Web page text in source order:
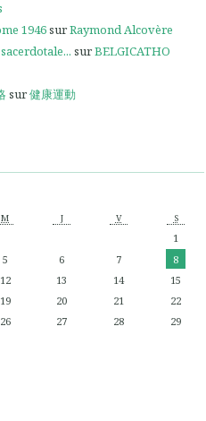
1946surRaymond Alcovère
surBELGICATHO
sur健康運動
M J V S
1
5 6 7
8
12 13 14
15
19 20 21
22
26 27 28
29